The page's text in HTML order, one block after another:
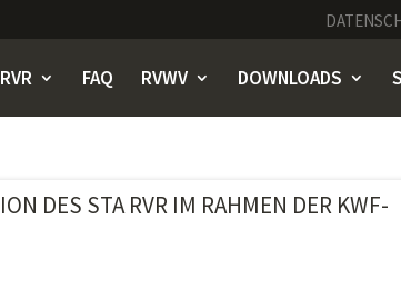
FAQ RVWV DOWNLOADS
DES STA RVR IM RAHMEN DER KWF-